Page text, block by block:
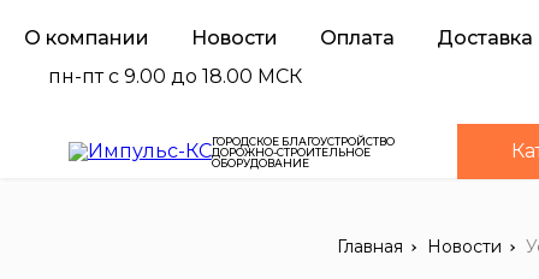
О компании Новости Оплата
Доставка
пн-пт с 9.00 до 18.00 МСК
ГОРОДСКОЕ БЛАГОУСТРОЙСТВО
ДОРОЖНО-СТРОИТЕЛЬНОЕ
ОБОРУДОВАНИЕ
Главная Новости